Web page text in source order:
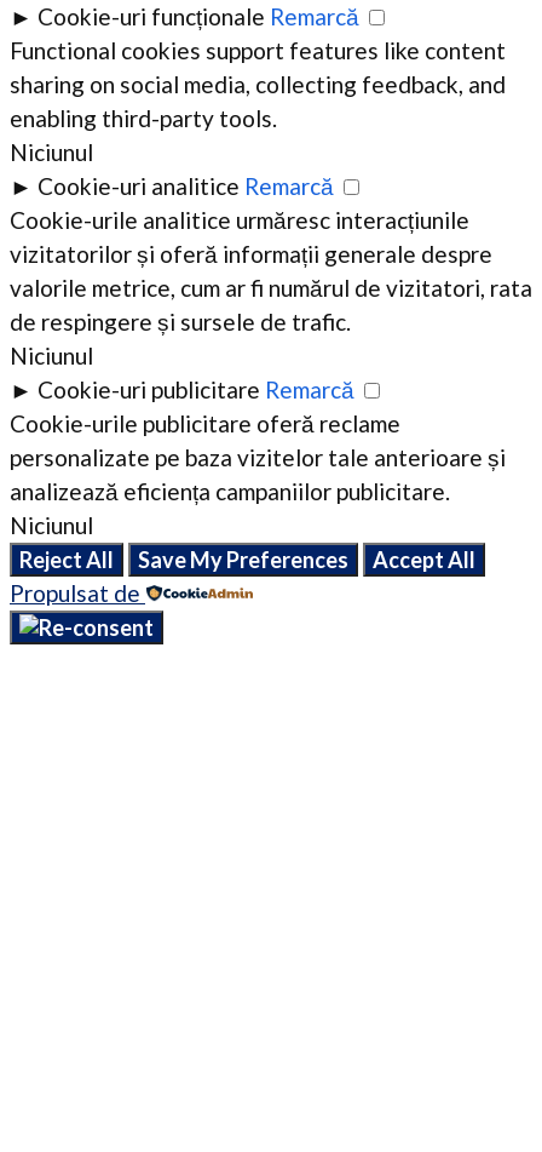
► Cookie-uri funcționale Remarcă
Functional cookies support features like content
sharing on social media, collecting feedback, and
enabling third-party tools.
Niciunul
► Cookie-uri analitice Remarcă
Cookie-urile analitice urmăresc interacțiunile
vizitatorilor și oferă informații generale despre
valorile metrice, cum ar fi numărul de vizitatori, rata
de respingere și sursele de trafic.
Niciunul
► Cookie-uri publicitare Remarcă
Cookie-urile publicitare oferă reclame
personalizate pe baza vizitelor tale anterioare și
analizează eficiența campaniilor publicitare.
Niciunul
Reject All Save My Preferences Accept All
Propulsat de